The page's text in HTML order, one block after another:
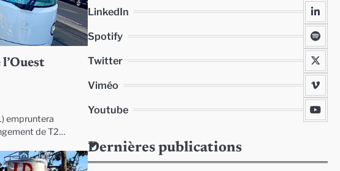
empruntera
de T2…
LinkedIn
Spotify
Twitter
Viméo
Youtube
Dernières publications